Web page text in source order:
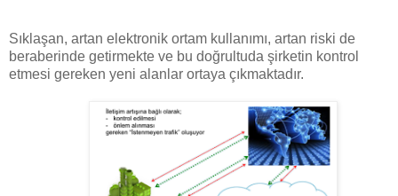
Sıklaşan, artan elektronik ortam kullanımı, artan riski de
beraberinde getirmekte ve bu doğrultuda şirketin kontrol
etmesi gereken yeni alanlar ortaya çıkmaktadır.